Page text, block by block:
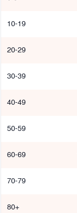
10-19
20-29
30-39
40-49
50-59
60-69
70-79
80+